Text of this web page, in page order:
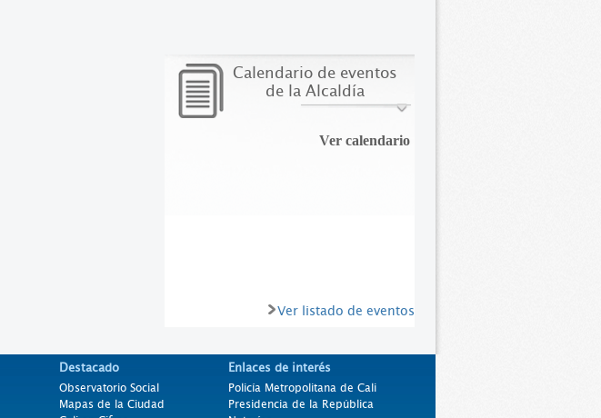
Calendario de eventos
de la Alcaldía
Ver calendario
Ver listado de eventos
Destacado
Observatorio Social
Mapas de la Ciudad
Enlaces de interés
Policía Metropolitana de Cali
Presidencia de la República